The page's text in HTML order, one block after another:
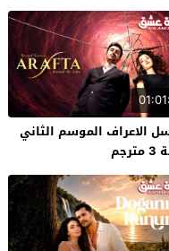
الاعراف الموسم الثاني